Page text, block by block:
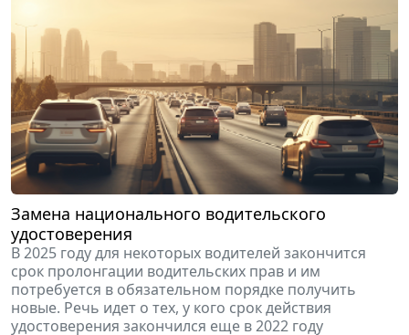
Замена национального водительского
удостоверения
В 2025 году для некоторых водителей закончится
срок пролонгации водительских прав и им
потребуется в обязательном порядке получить
новые. Речь идет о тех, у кого срок действия
удостоверения закончился еще в 2022 году